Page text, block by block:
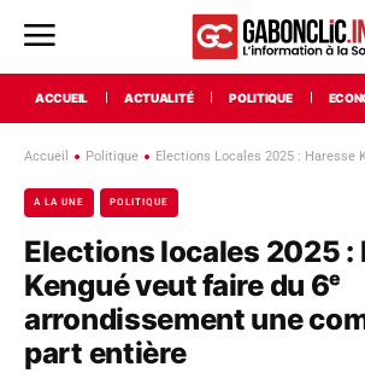
ACCUEIL ACTUALITÉ POLITIQUE
Accueil Politique Elections Locales 2025 : Haresse
A LA UNE POLITIQUE
Elections locales 2025 :
Kengué veut faire du 6ᵉ
arrondissement une
part entière